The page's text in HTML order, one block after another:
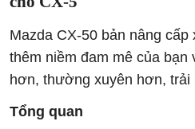
Mazda CX-50 bản nâng
thêm niềm đam mê của bạn
hơn, thường xuyên hơn, trải
Tổng quan